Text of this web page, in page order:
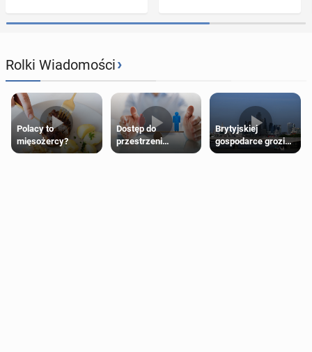
Rolki Wiadomości›
Polacy to
mięsożercy?
Dostęp do
przestrzeni
przeznaczonych
Brytyjskiej
gospodarce grozi
recesja, jeśli